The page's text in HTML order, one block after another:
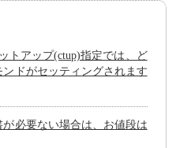
トアップ(ctup)指定では、ど
ドがセッティングされます
必要ない場合は、お値段は